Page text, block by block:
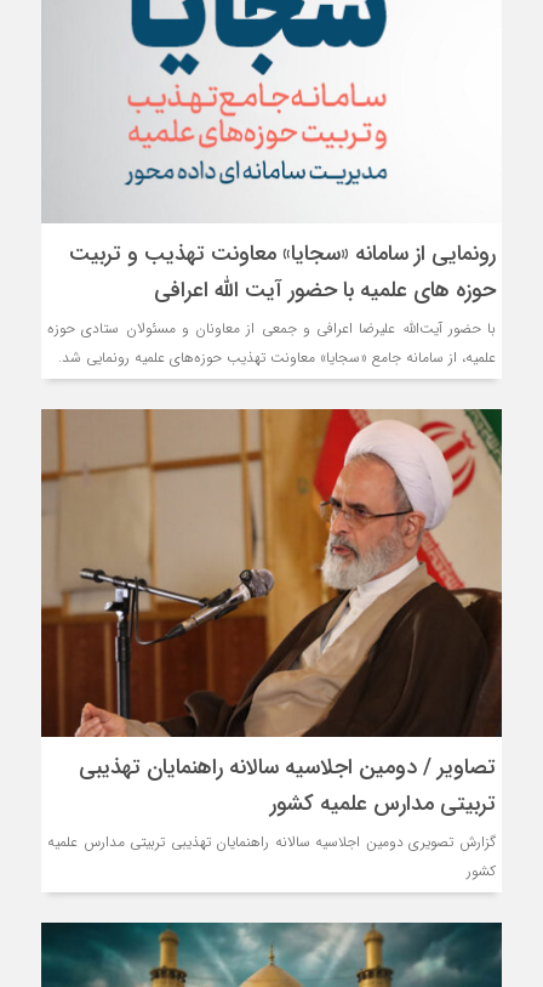
رونمایی از سامانه «سجایا» معاونت تهذیب و تربیت
حوزه‌ های علمیه با حضور آیت الله اعرافی
با حضور آیت‌الله علیرضا اعرافی و جمعی از معاونان و مسئولان ستادی حوزه
علمیه، از سامانه جامع «سجایا» معاونت تهذیب حوزه‌های علمیه رونمایی شد.
تصاویر / دومین اجلاسیه سالانه راهنمایان تهذیبی
تربیتی مدارس علمیه کشور
گزارش تصویری دومین اجلاسیه سالانه راهنمایان تهذیبی تربیتی مدارس علمیه
کشور